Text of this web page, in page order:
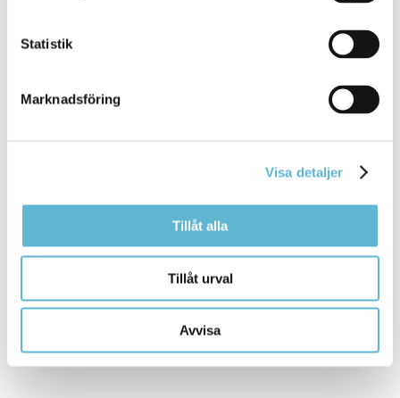
Statistik
Marknadsföring
Visa detaljer
Tillåt alla
Tillåt urval
Avvisa
ansvarig för trygghetsmätningarna i polisregion Syd, på
Mer information om undersökningen finns på polisens
Tipsa och dela sidan